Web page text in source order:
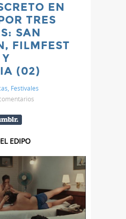
EN
TRES
SAN
FILMFEST
(02)
, Festivales
EDIPO